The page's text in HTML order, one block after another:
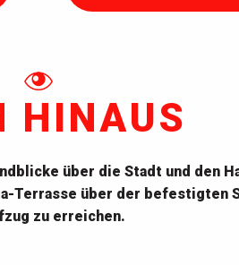
HINAUS
über die Stadt und den
Terrasse über der befestigten
zu erreichen.